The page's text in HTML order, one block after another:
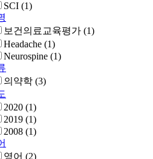
SCI (1)
보건의료교육평가 (1)
Headache (1)
Neurospine (1)
의약학 (3)
2020 (1)
2019 (1)
2008 (1)
영어 (2)